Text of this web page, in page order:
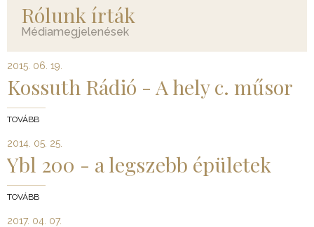
Rólunk írták
Médiamegjelenések
2015. 06. 19.
Kossuth Rádió - A hely c. műsor
TOVÁBB
2014. 05. 25.
Ybl 200 - a legszebb épületek
TOVÁBB
2017. 04. 07.